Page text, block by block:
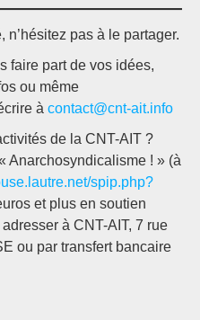
pas à le partager.
faire part de vos idées,
ou même
à contact@cnt-ait.info
de la CNT-AIT ?
Anarchosyndicalisme ! » (à
spip.php?
et plus en soutien
à CNT-AIT, 7 rue
ou par transfert bancaire